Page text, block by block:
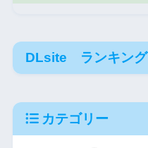
DLsite ランキング
カテゴリー